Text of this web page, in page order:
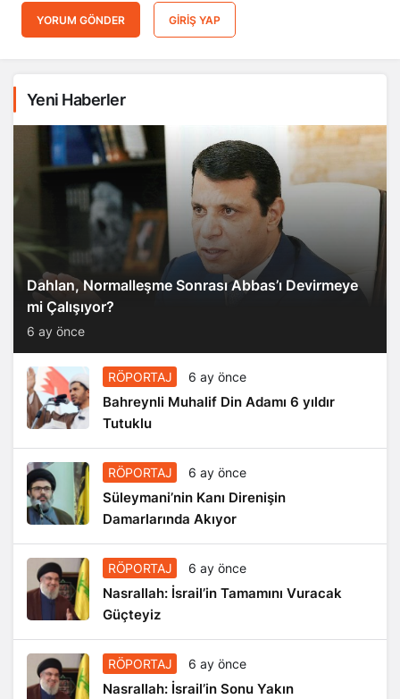
YORUM GÖNDER GIRIŞ YAP
Yeni Haberler
Dahlan, Normalleşme Sonrası Abbas’ı Devirmeye
mi Çalışıyor?
6 ay önce
RÖPORTAJ 6 ay önce
Bahreynli Muhalif Din Adamı 6 yıldır
Tutuklu
RÖPORTAJ 6 ay önce
Süleymani’nin Kanı Direnişin
Damarlarında Akıyor
RÖPORTAJ 6 ay önce
Nasrallah: İsrail’in Tamamını Vuracak
Güçteyiz
RÖPORTAJ 6 ay önce
Nasrallah: İsrail’in Sonu Yakın